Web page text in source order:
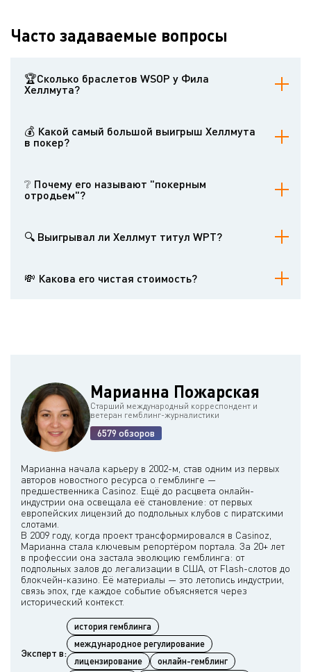
Часто задаваемые вопросы
🏆Сколько браслетов WSOP у Фила
Хеллмута?
💰 Какой самый большой выигрыш Хеллмута
в покер?
for One Drop).
❔ Почему его называют "покерным
отродьем"?
🔍 Выигрывал ли Хеллмут титул WPT?
💸 Какова его чистая стоимость?
Марианна Пожарская
Старший международный корреспондент и
ветеран гемблинг-журналистики
6579 обзоров
Марианна начала карьеру в 2002-м, став одним из первых
авторов новостного ресурса о гемблинге —
предшественника Casinoz. Ещё до расцвета онлайн-
индустрии она освещала её становление: от первых
европейских лицензий до подпольных клубов с пиратскими
слотами.
В 2009 году, когда проект трансформировался в Casinoz,
Марианна стала ключевым репортёром портала. За 20+ лет
в профессии она застала эволюцию гемблинга: от
подпольных залов до легализации в США, от Flash-слотов до
блокчейн-казино. Её материалы — это летопись индустрии,
связь эпох, где каждое событие объясняется через
Эксперт в:
история гемблинга
международное регулирование
лицензирование
онлайн-гемблинг